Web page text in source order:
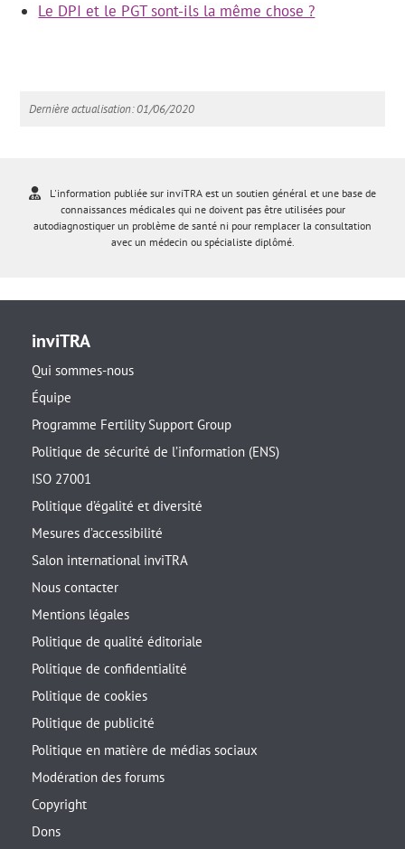
Le DPI et le PGT sont-ils la même chose ?
Dernière actualisation: 01/06/2020
L'information publiée sur inviTRA est un soutien général et une base de
connaissances médicales qui ne doivent pas être utilisées pour
autodiagnostiquer un problème de santé ni pour remplacer la consultation
avec un médecin ou spécialiste diplômé.
inviTRA
Qui sommes-nous
Équipe
Programme Fertility Support Group
Politique de sécurité de l’information (ENS)
ISO 27001
Politique d’égalité et diversité
Mesures d’accessibilité
Salon international inviTRA
Nous contacter
Mentions légales
Politique de qualité éditoriale
Politique de confidentialité
Politique de cookies
Politique de publicité
Politique en matière de médias sociaux
Modération des forums
Copyright
Dons